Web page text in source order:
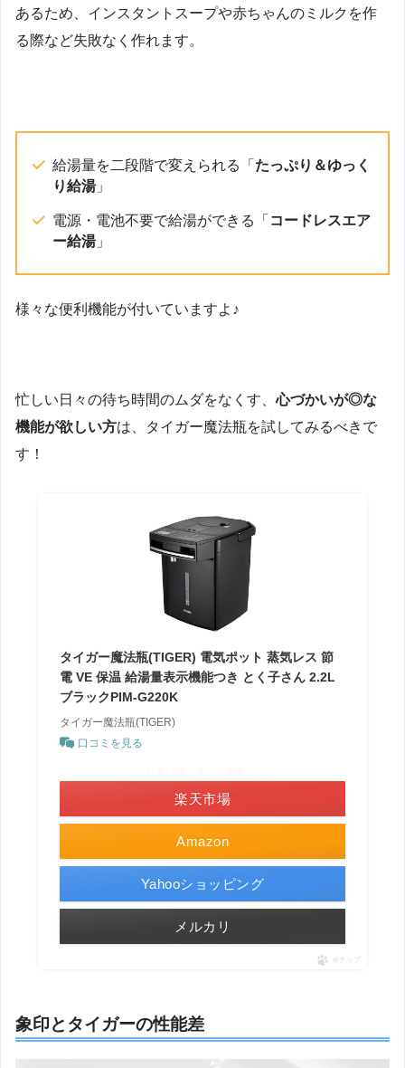
あるため、インスタントスープや赤ちゃんのミルクを作
る際など失敗なく作れます。
給湯量を二段階で変えられる「 たっぷり＆ゆっく
り給湯 」
電源・電池不要で給湯ができる「 コードレスエア
ー給湯 」
様々な便利機能が付いていますよ♪
忙しい日々の待ち時間のムダをなくす、心づかいが◎な
機能が欲しい方は、タイガー魔法瓶を試してみるべきで
す！
タイガー魔法瓶(TIGER) 電気ポット 蒸気レス 節
電 VE 保温 給湯量表示機能つき とく子さん 2.2L
ブラックPIM-G220K
タイガー魔法瓶(TIGER)
口コミを見る
Amazon
楽天市場
Yahooショッピング
メルカリ
ポチップ
象印とタイガーの性能差